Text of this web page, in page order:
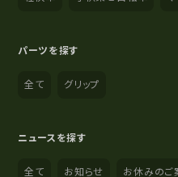
パーツを探す
全て グリップ
ニュースを探す
全て お知らせ お休みのご